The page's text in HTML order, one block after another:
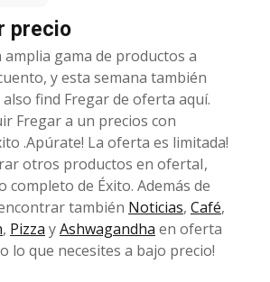
precio
gama de productos a
y esta semana también
find Fregar de oferta aquí.
Fregar a un precios con
.Apúrate! La oferta es limitada!
otros productos en ofertaI,
completo de Éxito. Además de
también Noticias, Café,
, Pizza yAshwagandha en oferta
lo que necesites a bajo precio!